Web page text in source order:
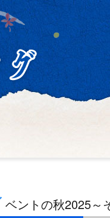
ベントの秋2025～